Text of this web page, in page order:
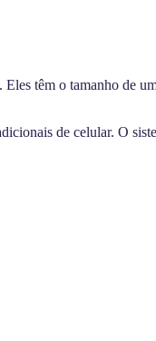
têm o tamanho de
de celular. O